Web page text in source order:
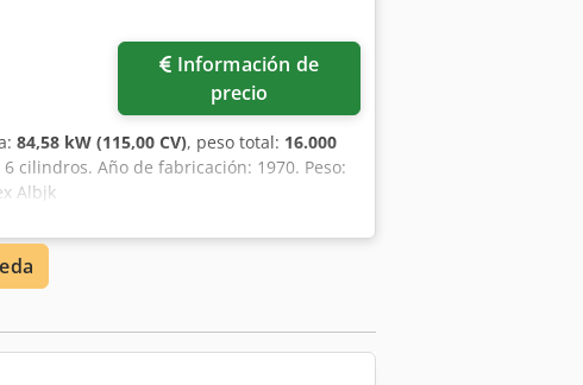
precio
84,58 kW (115,00 CV), peso total: 16.000
cilindros. Año de fabricación: 1970. Peso:
Albjk